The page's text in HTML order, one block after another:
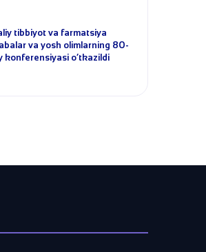
tibbiyot va farmatsiya
va yosh olimlarning 80-
konferensiyasi o‘tkazildi